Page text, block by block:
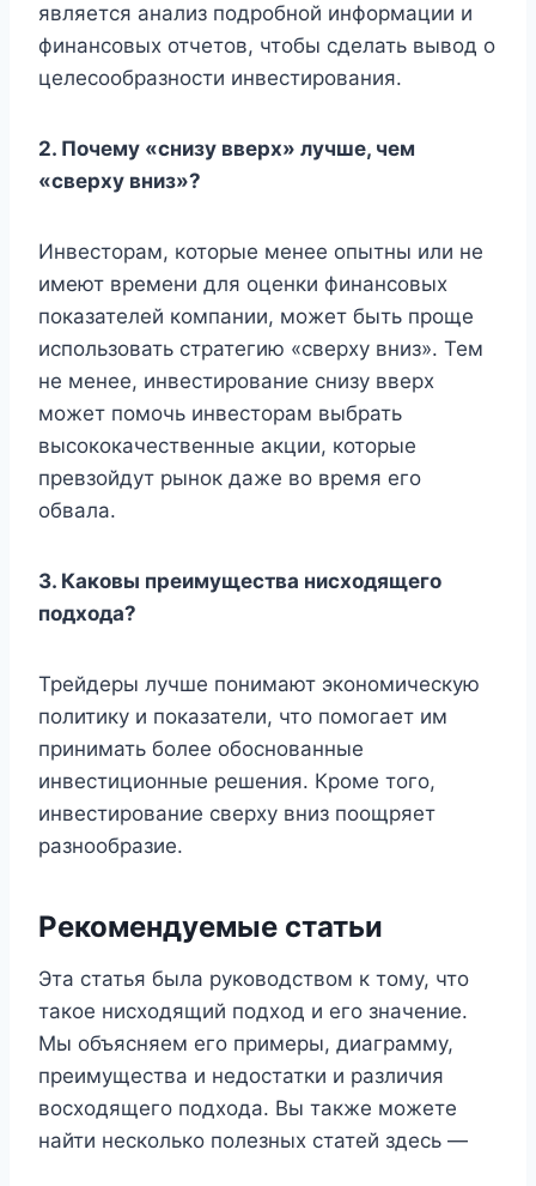
является анализ подробной информации и
финансовых отчетов, чтобы сделать вывод о
целесообразности инвестирования.
2. Почему «снизу вверх» лучше, чем
«сверху вниз»?
Инвесторам, которые менее опытны или не
имеют времени для оценки финансовых
показателей компании, может быть проще
использовать стратегию «сверху вниз». Тем
не менее, инвестирование снизу вверх
может помочь инвесторам выбрать
высококачественные акции, которые
превзойдут рынок даже во время его
обвала.
3. Каковы преимущества нисходящего
подхода?
Трейдеры лучше понимают экономическую
политику и показатели, что помогает им
принимать более обоснованные
инвестиционные решения. Кроме того,
инвестирование сверху вниз поощряет
разнообразие.
Рекомендуемые статьи
Эта статья была руководством к тому, что
такое нисходящий подход и его значение.
Мы объясняем его примеры, диаграмму,
преимущества и недостатки и различия
восходящего подхода. Вы также можете
найти несколько полезных статей здесь —